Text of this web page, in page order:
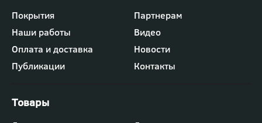
Футер
-
меню
"Компания"
Покрытия
Партнерам
Наши работы
Видео
Оплата и доставка
Новости
Публикации
Контакты